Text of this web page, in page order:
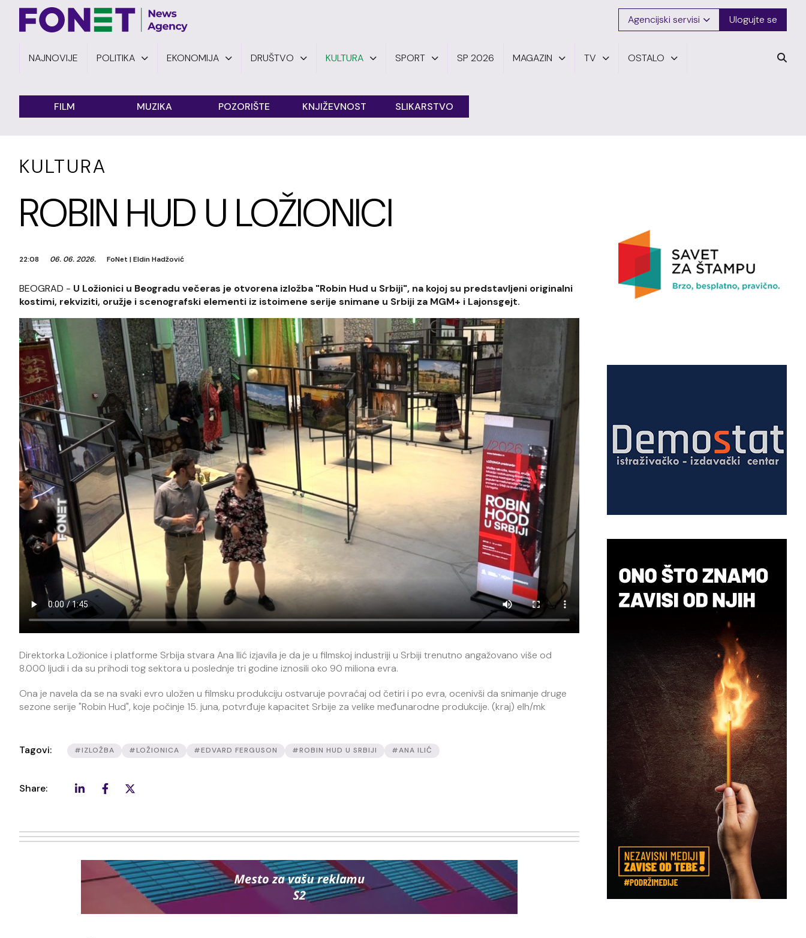
Agencijski servisi Ulogujte se
NAJNOVIJE POLITIKA EKONOMIJA DRUŠTVO KULTURA SPORT SP 2026 MAGAZIN TV OSTALO
FILM MUZIKA POZORIŠTE KNJIŽEVNOST SLIKARSTVO
KULTURA
ROBIN HUD U LOŽIONICI
22:08 06. 06. 2026. FoNet |Eldin Hadžović
BEOGRAD - U Ložionici u Beogradu večeras je otvorena izložba "Robin Hud u Srbiji", na kojoj su predstavljeni originalni
kostimi, rekviziti, oružje i scenografski elementi iz istoimene serije snimane u Srbiji za MGM+ i Lajonsgejt.
Direktorka Ložionice i platforme Srbija stvara Ana Ilić izjavila je da je u filmskoj industriji u Srbiji trenutno angažovano više od
8.000 ljudi i da su prihodi tog sektora u poslednje tri godine iznosili oko 90 miliona evra.
Ona je navela da se na svaki evro uložen u filmsku produkciju ostvaruje povraćaj od četiri i po evra, ocenivši da snimanje druge
sezone serije "Robin Hud", koje počinje 15. juna, potvrđuje kapacitet Srbije za velike međunarodne produkcije. (kraj) elh/mk
Tagovi: #IZLOŽBA #LOŽIONICA #EDVARD FERGUSON #ROBIN HUD U SRBIJI #ANA ILIĆ
Share: